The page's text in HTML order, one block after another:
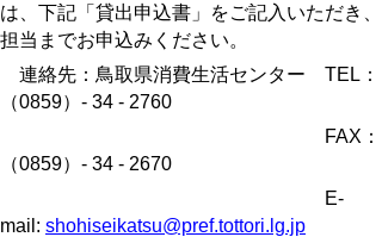
は、下記「貸出申込書」をご記入いただき、
担当までお申込みください。
連絡先：鳥取県消費生活センター TEL：
（0859）‐ 34 ‐ 2760
FAX：
（0859）‐ 34 ‐ 2670
E-
mail: shohiseikatsu@pref.tottori.lg.jp